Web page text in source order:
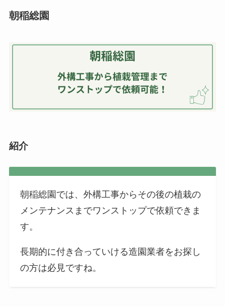
朝稲総園
紹介
朝稲総園では、外構工事からその後の植栽の
メンテナンスまでワンストップで依頼できま
す。
長期的に付き合っていける造園業者をお探し
の方は必見ですね。